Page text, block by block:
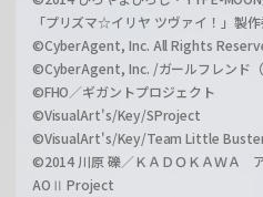
「プリズマ☆イリヤ ツヴァイ！」製
©CyberAgent, Inc. All Rights
©CyberAgent, Inc. /ガールフレンド
©FHO／ギガントプロジェクト
©VisualArt's/Key/SProject
©VisualArt's/Key/Team Little
©2014 川原 礫／ＫＡＤＯＫＡＷＡ
AOⅡ Project